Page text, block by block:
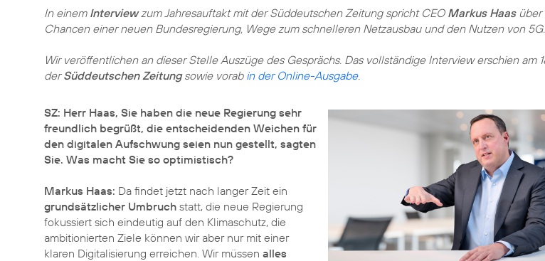
In einem Interviewzum Jahresauftakt mit der Süddeutschen Zeitung spricht CEO Markus Haasüber
Chancen einer neuen Bundesregierung, Wege zum schnelleren Netzausbau und den Nutzen von 5G.
Wir veröffentlichen an dieser Stelle Auszüge des Gesprächs. Das vollständige Interview erschien am
derSüddeutschen Zeitungsowie vorab in der Online-Ausgabe.
SZ: Herr Haas, Sie haben die neue Regierung sehr
freundlich begrüßt, die entscheidenden Weichen für
den digitalen Aufschwung seien nun gestellt, sagten
Sie. Was macht Sie so optimistisch?
Markus Haas: Da findet jetzt nach langer Zeit ein
grundsätzlicher Umbruch statt, die neue Regierung
fokussiert sich eindeutig auf den Klimaschutz, die
ambitionierten Ziele können wir aber nur mit einer
klaren Digitalisierung erreichen. Wir müssen alles